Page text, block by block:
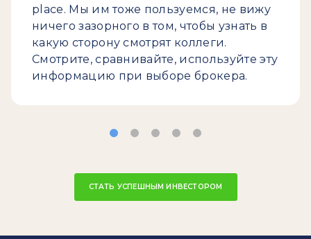
place. Мы им тоже пользуемся, не вижу
ничего зазорного в том, чтобы узнать в
какую сторону смотрят коллеги.
Смотрите, сравнивайте, используйте эту
информацию при выборе брокера.
СТАТЬ УСПЕШНЫМ ИНВЕСТОРОМ